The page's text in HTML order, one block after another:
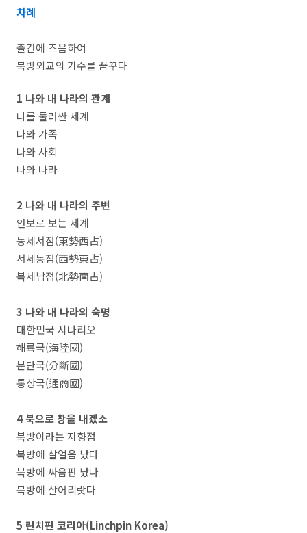
차례
출간에 즈음하여
북방외교의 기수를 꿈꾸다
1 나와 내 나라의 관계
나를 둘러싼 세계
나와 가족
나와 사회
나와 나라
2 나와 내 나라의 주변
안보로 보는 세계
동세서점(東勢西占)
서세동점(西勢東占)
북세남점(北勢南占)
3 나와 내 나라의 숙명
대한민국 시나리오
해륙국(海陸國)
분단국(分斷國)
통상국(通商國)
4 북으로 창을 내겠소
북방이라는 지향점
북방에 살얼음 났다
북방에 싸움판 났다
북방에 살어리랏다
5 린치핀 코리아(Linchpin Korea)